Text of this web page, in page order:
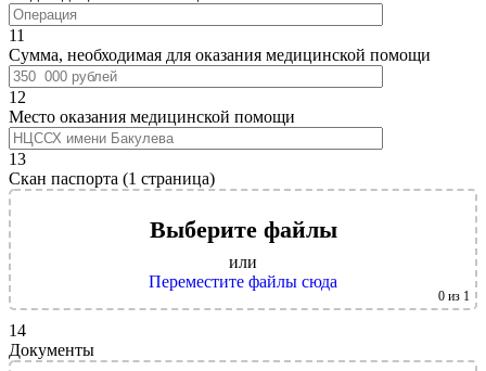
11
Сумма, необходимая для оказания медицинской помощи
12
Место оказания медицинской помощи
13
Скан паспорта (1 страница)
Выберите файлы
или
Переместите файлы сюда
0 из 1
14
Документы